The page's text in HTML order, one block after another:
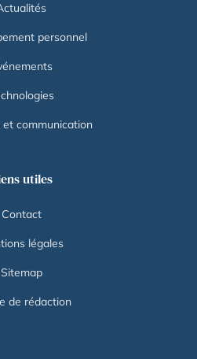
personnel
et communication
utiles
Contact
légales
Sitemap
de rédaction